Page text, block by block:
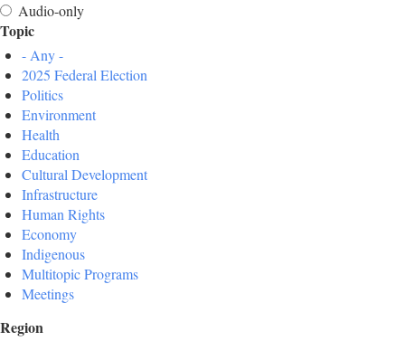
Audio-only
Topic
- Any -
2025 Federal Election
Politics
Environment
Health
Education
Cultural Development
Infrastructure
Human Rights
Economy
Indigenous
Multitopic Programs
Meetings
Region